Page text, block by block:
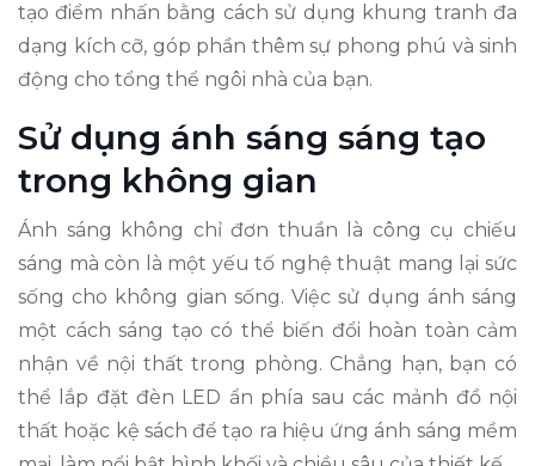
tạo điểm nhấn bằng cách sử dụng khung tranh đa
dạng kích cỡ, góp phần thêm sự phong phú và sinh
động cho tổng thể ngôi nhà của bạn.
Sử dụng ánh sáng sáng tạo
trong không gian
Ánh sáng không chỉ đơn thuần là công cụ chiếu
sáng mà còn là một yếu tố nghệ thuật mang lại sức
sống cho không gian sống. Việc sử dụng ánh sáng
một cách sáng tạo có thể biến đổi hoàn toàn cảm
nhận về nội thất trong phòng. Chẳng hạn, bạn có
thể lắp đặt đèn LED ẩn phía sau các mảnh đồ nội
thất hoặc kệ sách để tạo ra hiệu ứng ánh sáng mềm